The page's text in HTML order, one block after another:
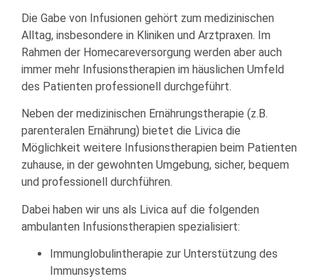
Die Gabe von Infusionen gehört zum medizinischen
Alltag, insbesondere in Kliniken und Arztpraxen. Im
Rahmen der Homecareversorgung werden aber auch
immer mehr Infusionstherapien im häuslichen Umfeld
des Patienten professionell durchgeführt.
Neben der medizinischen Ernährungstherapie (z.B.
parenteralen Ernährung) bietet die Livica die
Möglichkeit weitere Infusionstherapien beim Patienten
zuhause, in der gewohnten Umgebung, sicher, bequem
und professionell durchführen.
Dabei haben wir uns als Livica auf die folgenden
ambulanten Infusionstherapien spezialisiert:
Immunglobulintherapie zur Unterstützung des
Immunsystems